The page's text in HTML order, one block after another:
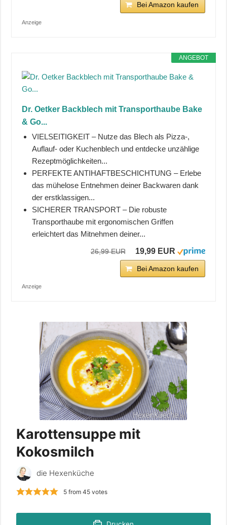
Bei Amazon kaufen
Anzeige
ANGEBOT
Dr. Oetker Backblech mit Transporthaube Bake
& Go...
VIELSEITIGKEIT – Nutze das Blech als Pizza-,
Auflauf- oder Kuchenblech und entdecke unzählige
Rezeptmöglichkeiten...
PERFEKTE ANTIHAFTBESCHICHTUNG – Erlebe
das mühelose Entnehmen deiner Backwaren dank
der erstklassigen...
SICHERER TRANSPORT – Die robuste
Transporthaube mit ergonomischen Griffen
erleichtert das Mitnehmen deiner...
26,99 EUR 19,99 EUR
Bei Amazon kaufen
Anzeige
Karottensuppe mit
Kokosmilch
die Hexenküche
5from 45votes